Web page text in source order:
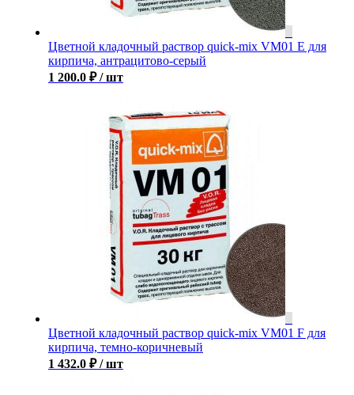
Цветной кладочный раствор quick-mix VM01 E для
кирпича, антрацитово-серый
1 200.0 ₽ / шт
Цветной кладочный раствор quick-mix VM01 F для
кирпича, темно-коричневый
1 432.0 ₽ / шт